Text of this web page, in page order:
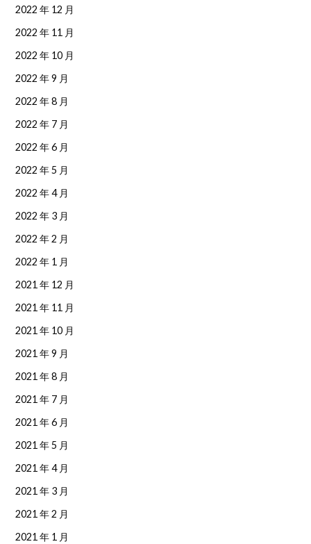
2022 年 12 月
2022 年 11 月
2022 年 10 月
2022 年 9 月
2022 年 8 月
2022 年 7 月
2022 年 6 月
2022 年 5 月
2022 年 4 月
2022 年 3 月
2022 年 2 月
2022 年 1 月
2021 年 12 月
2021 年 11 月
2021 年 10 月
2021 年 9 月
2021 年 8 月
2021 年 7 月
2021 年 6 月
2021 年 5 月
2021 年 4 月
2021 年 3 月
2021 年 2 月
2021 年 1 月